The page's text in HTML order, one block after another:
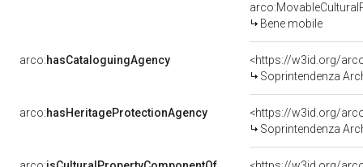
Bene mobile
arco:hasCataloguingAgency
<https://w3id.org/
Soprintendenza
arco:hasHeritageProtectionAgency
<https://w3id.org/
Soprintendenza